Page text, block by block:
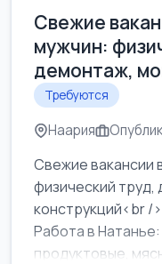
Свежие
мужчин:
демонтаж,
Требуются
Наария
Свежие вакансии
физический
конструкций<br />
Работа в
продуктовые,